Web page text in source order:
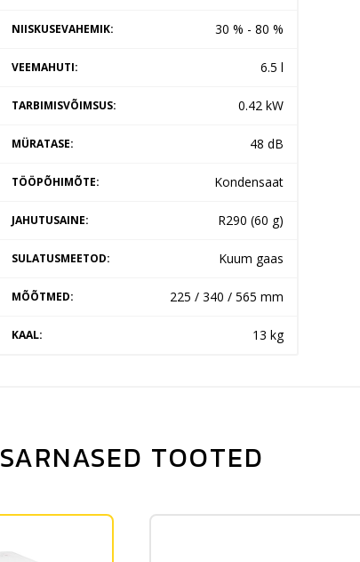
NIISKUSEVAHEMIK: 30 % - 80 %
VEEMAHUTI: 6.5 l
TARBIMISVÕIMSUS: 0.42 kW
MÜRATASE: 48 dB
TÖÖPÕHIMÕTE: Kondensaat
JAHUTUSAINE: R290 (60 g)
SULATUSMEETOD: Kuum gaas
MÕÕTMED: 225 / 340 / 565 mm
KAAL: 13 kg
SARNASED TOOTED